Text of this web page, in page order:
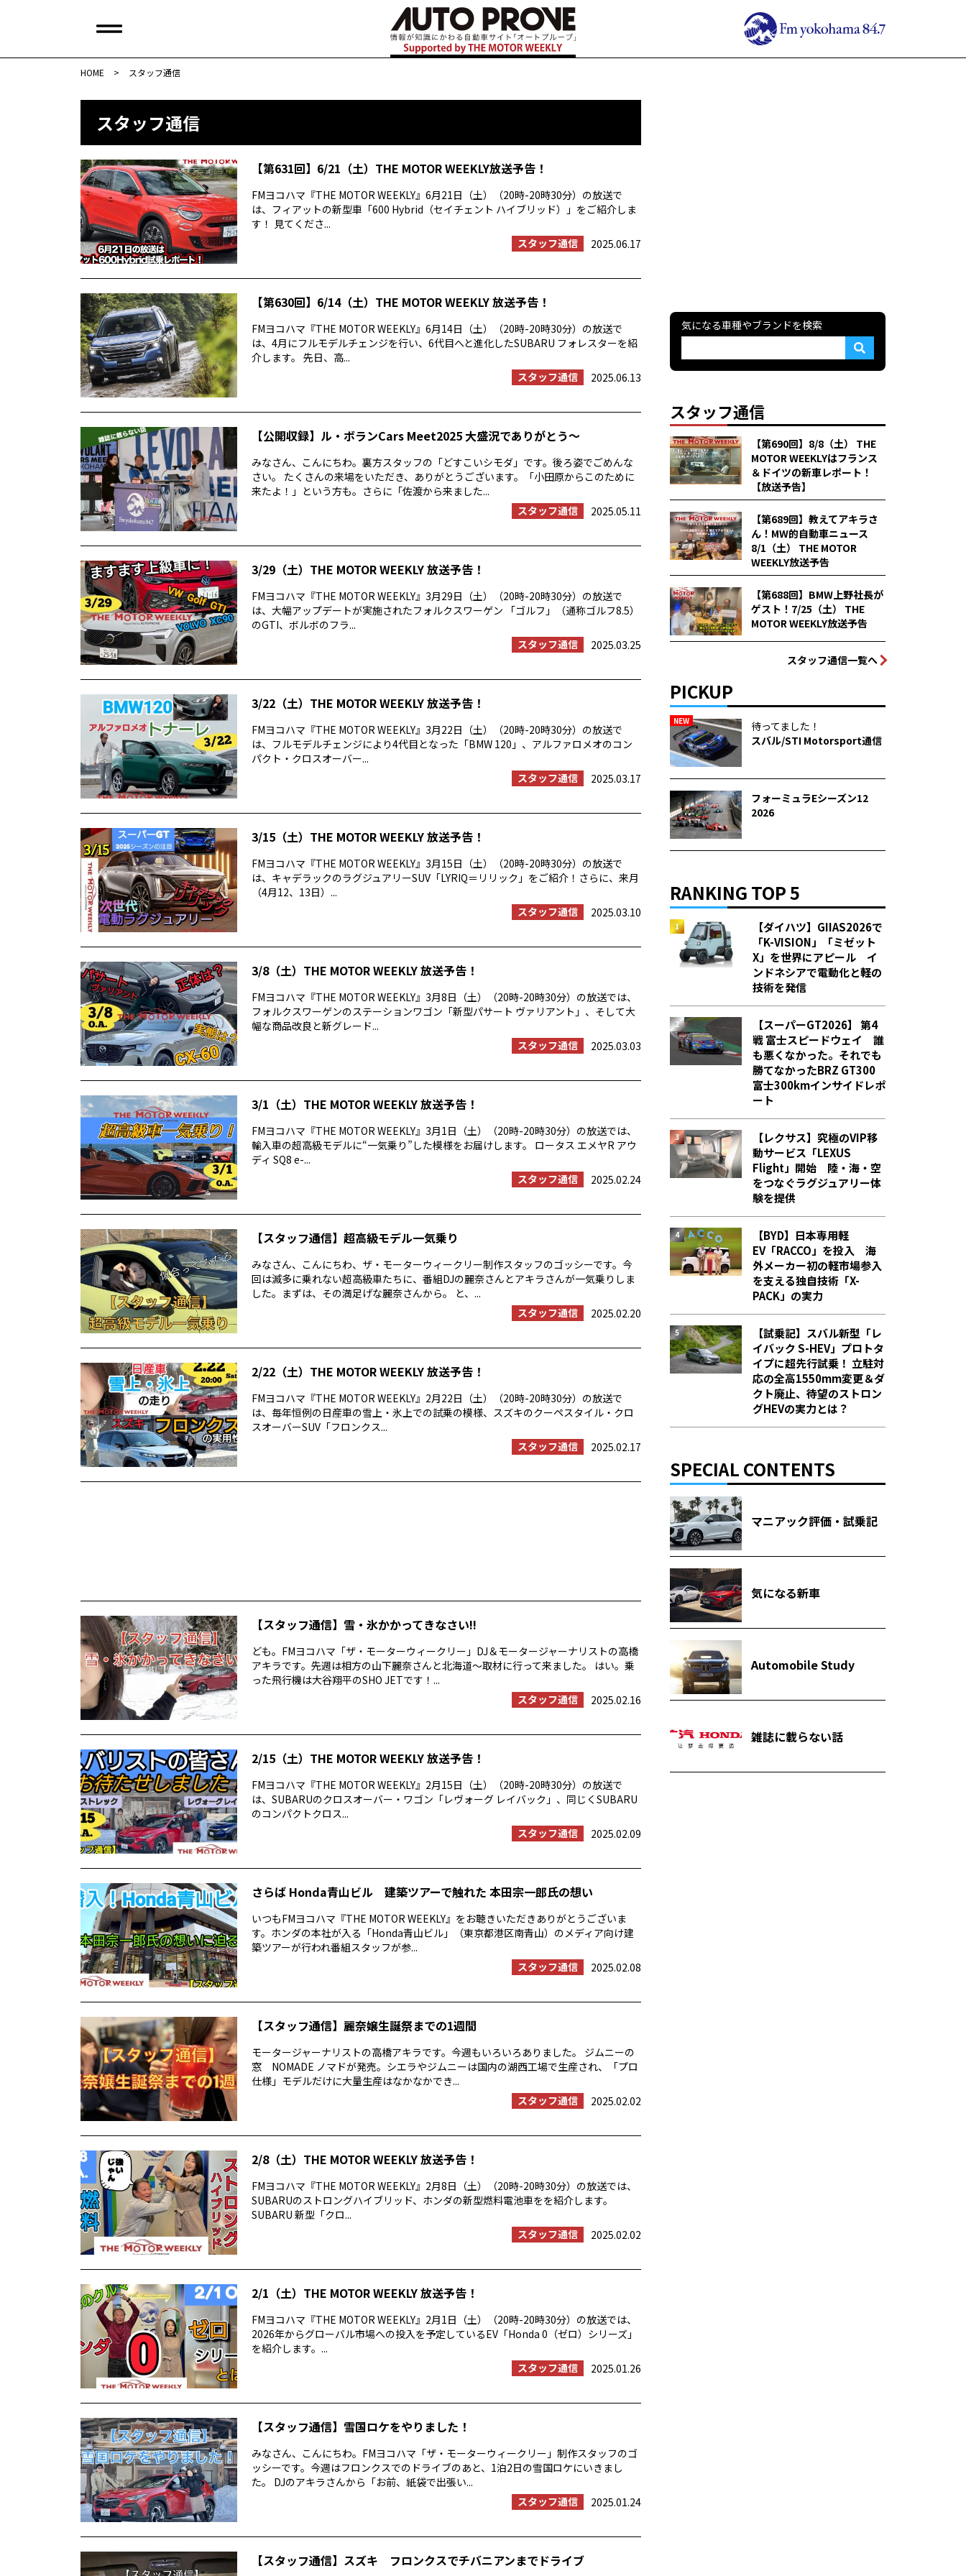
HOME > スタッフ通信
スタッフ通信
【第631回】6/21（土）THE MOTOR WEEKLY放送予告！
FMヨコハマ『THE MOTOR WEEKLY』6月21日（土）（20時-20時30分）の放送で
は、フィアットの新型車「600 Hybrid（セイチェント ハイブリッド）」をご紹介しま
す！ 見てくださ...
スタッフ通信
2025.06.17
【第630回】6/14（土）THE MOTOR WEEKLY 放送予告！
FMヨコハマ『THE MOTOR WEEKLY』6月14日（土）（20時-20時30分）の放送で
は、4月にフルモデルチェンジを行い、6代目へと進化したSUBARU フォレスターを紹
介します。 先日、高...
スタッフ通信
2025.06.13
【公開収録】ル・ボランCars Meet2025 大盛況でありがとう〜
みなさん、こんにちわ。裏方スタッフの「どすこいシモダ」です。後ろ姿でごめんな
さい。 たくさんの来場をいただき、ありがとうございます。「小田原からこのために
来たよ！」という方も。さらに「佐渡から来ました...
スタッフ通信
2025.05.11
3/29（土）THE MOTOR WEEKLY 放送予告！
FMヨコハマ『THE MOTOR WEEKLY』3月29日（土）（20時-20時30分）の放送で
は、大幅アップデートが実施されたフォルクスワーゲン 「ゴルフ」（通称ゴルフ8.5）
のGTI、ボルボのフラ...
スタッフ通信
2025.03.25
3/22（土）THE MOTOR WEEKLY 放送予告！
FMヨコハマ『THE MOTOR WEEKLY』3月22日（土）（20時-20時30分）の放送で
は、フルモデルチェンジにより4代目となった「BMW 120」、アルファロメオのコン
パクト・クロスオーバー...
スタッフ通信
2025.03.17
3/15（土）THE MOTOR WEEKLY 放送予告！
FMヨコハマ『THE MOTOR WEEKLY』3月15日（土）（20時-20時30分）の放送で
は、キャデラックのラグジュアリーSUV「LYRIQ＝リリック」をご紹介！さらに、来月
（4月12、13日）...
スタッフ通信
2025.03.10
3/8（土）THE MOTOR WEEKLY 放送予告！
FMヨコハマ『THE MOTOR WEEKLY』3月8日（土）（20時-20時30分）の放送では、
フォルクスワーゲンのステーションワゴン「新型パサート ヴァリアント」、そして大
幅な商品改良と新グレード...
スタッフ通信
2025.03.03
3/1（土）THE MOTOR WEEKLY 放送予告！
FMヨコハマ『THE MOTOR WEEKLY』3月1日（土）（20時-20時30分）の放送では、
輸入車の超高級モデルに“一気乗り”した模様をお届けします。 ロータス エメヤR アウ
ディ SQ8 e-...
スタッフ通信
2025.02.24
【スタッフ通信】超高級モデル一気乗り
みなさん、こんにちわ、ザ・モーターウィークリー制作スタッフのゴッシーです。今
回は滅多に乗れない超高級車たちに、番組DJの麗奈さんとアキラさんが一気乗りしま
した。まずは、その満足げな麗奈さんから。 と、...
スタッフ通信
2025.02.20
2/22（土）THE MOTOR WEEKLY 放送予告！
FMヨコハマ『THE MOTOR WEEKLY』2月22日（土）（20時-20時30分）の放送で
は、毎年恒例の日産車の雪上・氷上での試乗の模様、スズキのクーペスタイル・クロ
スオーバーSUV「フロンクス...
スタッフ通信
2025.02.17
【スタッフ通信】雪・氷かかってきなさい!!
ども。FMヨコハマ「ザ・モーターウィークリー」DJ＆モータージャーナリストの高橋
アキラです。先週は相方の山下麗奈さんと北海道〜取材に行って来ました。 はい。乗
った飛行機は大谷翔平のSHO JETです！...
スタッフ通信
2025.02.16
2/15（土）THE MOTOR WEEKLY 放送予告！
FMヨコハマ『THE MOTOR WEEKLY』2月15日（土）（20時-20時30分）の放送で
は、SUBARUのクロスオーバー・ワゴン「レヴォーグ レイバック」、同じくSUBARU
のコンパクトクロス...
スタッフ通信
2025.02.09
さらば Honda青山ビル 建築ツアーで触れた 本田宗一郎氏の想い
いつもFMヨコハマ『THE MOTOR WEEKLY』をお聴きいただきありがとうございま
す。ホンダの本社が入る「Honda青山ビル」（東京都港区南青山）のメディア向け建
築ツアーが行われ番組スタッフが参...
スタッフ通信
2025.02.08
【スタッフ通信】麗奈嬢生誕祭までの1週間
モータージャーナリストの高橋アキラです。今週もいろいろありました。 ジムニーの
窓 NOMADE ノマドが発売。シエラやジムニーは国内の湖西工場で生産され、「プロ
仕様」モデルだけに大量生産はなかなかでき...
スタッフ通信
2025.02.02
2/8（土）THE MOTOR WEEKLY 放送予告！
FMヨコハマ『THE MOTOR WEEKLY』2月8日（土）（20時-20時30分）の放送では、
SUBARUのストロングハイブリッド、ホンダの新型燃料電池車をを紹介します。
SUBARU 新型「クロ...
スタッフ通信
2025.02.02
2/1（土）THE MOTOR WEEKLY 放送予告！
FMヨコハマ『THE MOTOR WEEKLY』2月1日（土）（20時-20時30分）の放送では、
2026年からグローバル市場への投入を予定しているEV「Honda 0（ゼロ）シリーズ」
を紹介します。...
スタッフ通信
2025.01.26
【スタッフ通信】雪国ロケをやりました！
みなさん、こんにちわ。FMヨコハマ「ザ・モーターウィークリー」制作スタッフのゴ
ッシーです。今週はフロンクスでのドライブのあと、1泊2日の雪国ロケにいきまし
た。 DJのアキラさんから「お前、紙袋で出張い...
スタッフ通信
2025.01.24
【スタッフ通信】スズキ フロンクスでチバニアンまでドライブ
気になる車種やブランドを検索
スタッフ通信
【第690回】8/8（土） THE
MOTOR WEEKLYはフランス
＆ドイツの新車レポート！
【放送予告】
【第689回】教えてアキラさ
ん！MW的自動車ニュース
8/1（土） THE MOTOR
WEEKLY放送予告
【第688回】BMW上野社長が
ゲスト！7/25（土） THE
MOTOR WEEKLY放送予告
スタッフ通信一覧へ
PICKUP
NEW
待ってました！
スバル/STI Motorsport通信
フォーミュラEシーズン12
2026
RANKING TOP 5
【ダイハツ】GIIAS2026で
「K-VISION」「ミゼット
X」を世界にアピール イ
ンドネシアで電動化と軽の
技術を発信
【スーパーGT2026】 第4
戦 富士スピードウェイ 誰
も悪くなかった。それでも
勝てなかった――BRZ GT300
富士300kmインサイドレポ
ート
【レクサス】究極のVIP移
動サービス「LEXUS
Flight」開始 陸・海・空
をつなぐラグジュアリー体
験を提供
【BYD】日本専用軽
EV「RACCO」を投入 海
外メーカー初の軽市場参入
を支える独自技術「X-
PACK」の実力
【試乗記】スバル新型「レ
イバック S-HEV」プロトタ
イプに超先行試乗！ 立駐対
応の全高1550mm変更＆ダ
クト廃止、待望のストロン
グHEVの実力とは？
SPECIAL CONTENTS
マニアック評価・試乗記
気になる新車
Automobile Study
雑誌に載らない話